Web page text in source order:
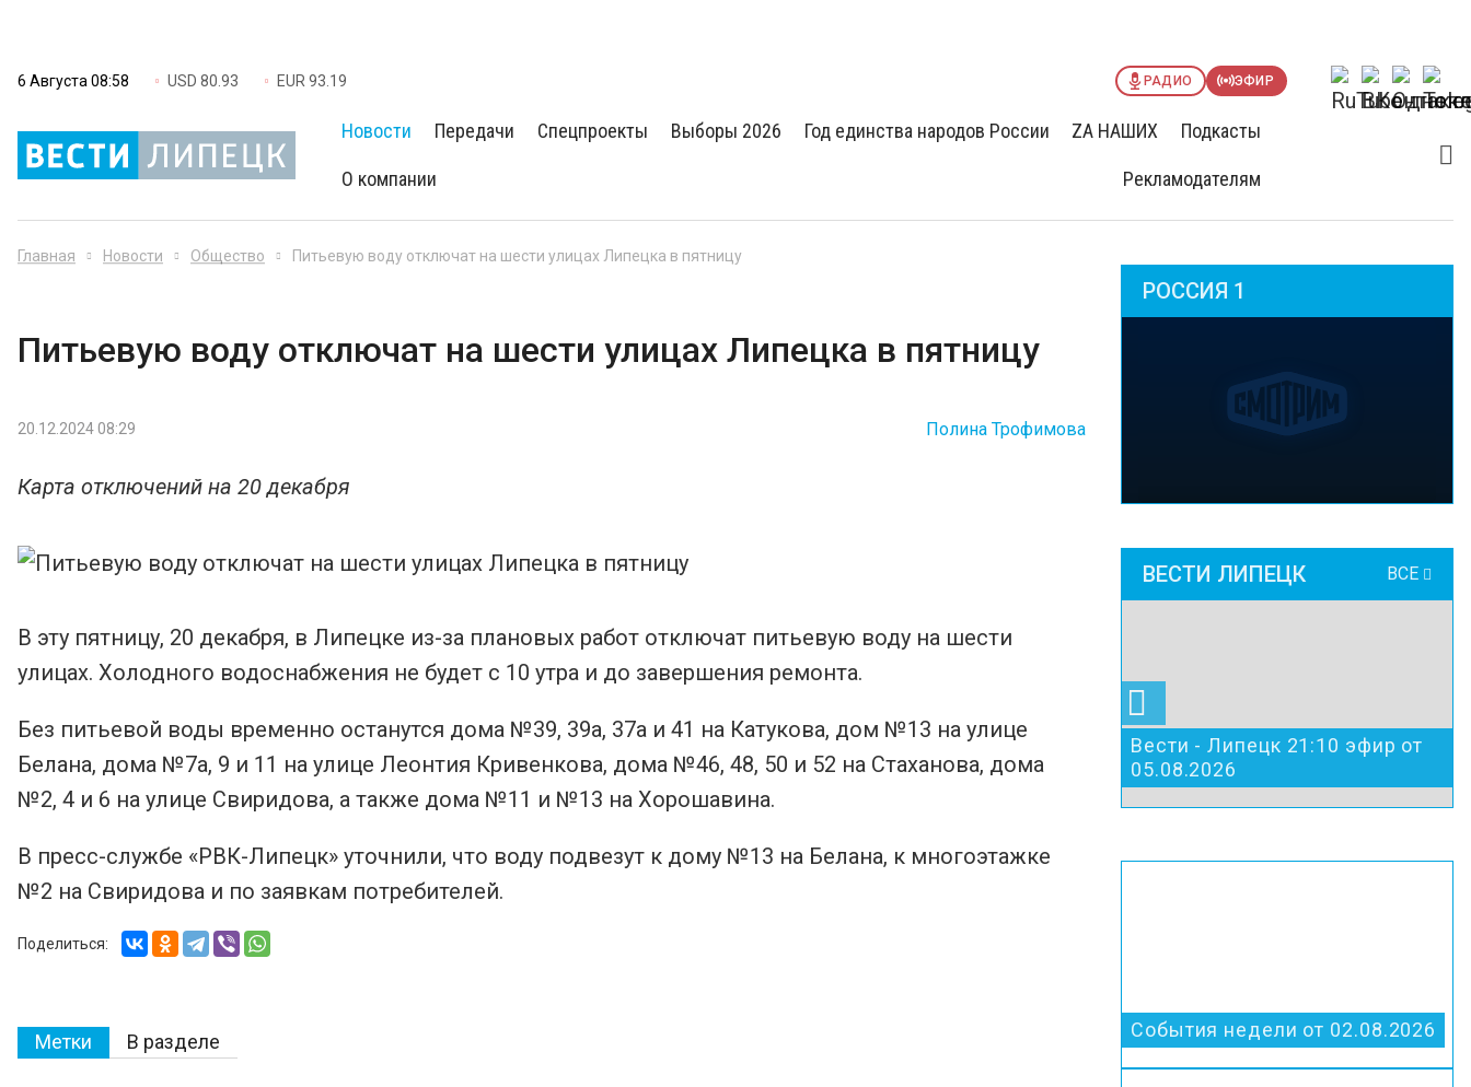
6 Августа 08:58 USD 80.93 EUR 93.19 РАДИО ЭФИР
Новости Передачи Спецпроекты Выборы 2026 Год единства народов России ZА НАШИХ Подкасты
О компании Рекламодателям
Главная Новости Общество Питьевую воду отключат на шести улицах Липецка в пятницу
Питьевую воду отключат на шести улицах Липецка в пятницу
20.12.2024 08:29 Полина Трофимова
Карта отключений на 20 декабря
В эту пятницу, 20 декабря, в Липецке из-за плановых работ отключат питьевую воду на шести
улицах. Холодного водоснабжения не будет с 10 утра и до завершения ремонта.
Без питьевой воды временно останутся дома №39, 39а, 37а и 41 на Катукова, дом №13 на улице
Белана, дома №7а, 9 и 11 на улице Леонтия Кривенкова, дома №46, 48, 50 и 52 на Стаханова, дома
№2, 4 и 6 на улице Свиридова, а также дома №11 и №13 на Хорошавина.
В пресс-службе «РВК-Липецк» уточнили, что воду подвезут к дому №13 на Белана, к многоэтажке
№2 на Свиридова и по заявкам потребителей.
Поделиться:
Метки В разделе
РОССИЯ 1
ВЕСТИ ЛИПЕЦК ВСЕ
Вести - Липецк 21:10 эфир от
05.08.2026
События недели от 02.08.2026